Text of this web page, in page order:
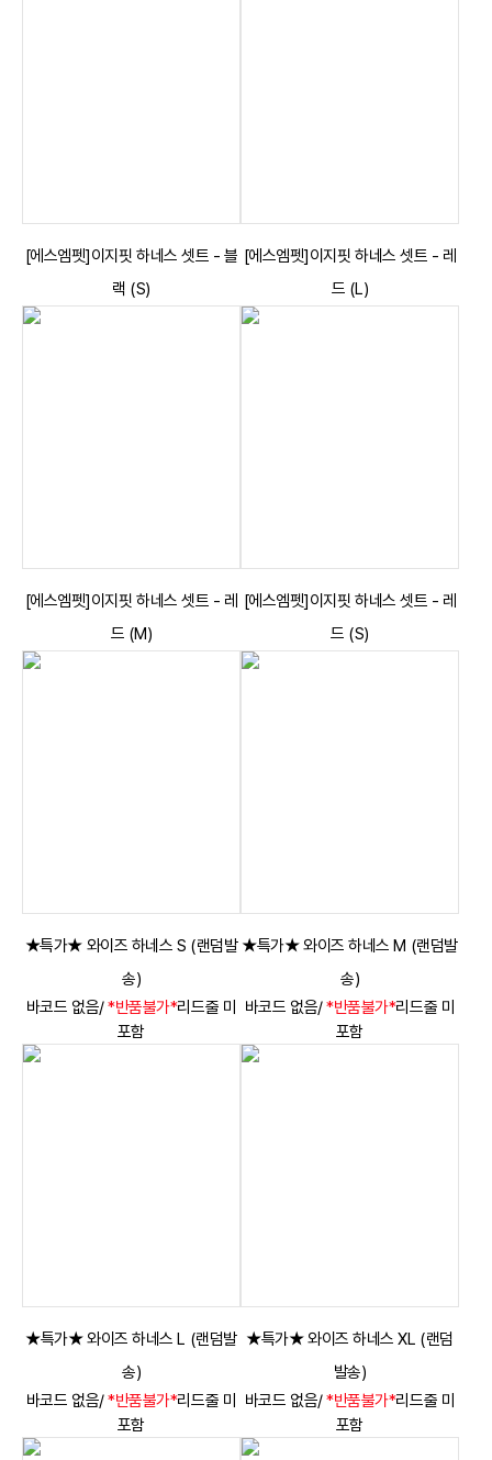
[에스엠펫]이지핏 하네스 셋트 - 블
랙 (S)
[에스엠펫]이지핏 하네스 셋트 - 레
드 (L)
[에스엠펫]이지핏 하네스 셋트 - 레
드 (M)
[에스엠펫]이지핏 하네스 셋트 - 레
드 (S)
★특가★ 와이즈 하네스 S (랜덤발
송)
바코드 없음/*반품불가*리드줄 미
포함
★특가★ 와이즈 하네스 M (랜덤발
송)
바코드 없음/*반품불가*리드줄 미
포함
★특가★ 와이즈 하네스 L (랜덤발
송)
바코드 없음/*반품불가*리드줄 미
포함
★특가★ 와이즈 하네스 XL (랜덤
발송)
바코드 없음/*반품불가*리드줄 미
포함